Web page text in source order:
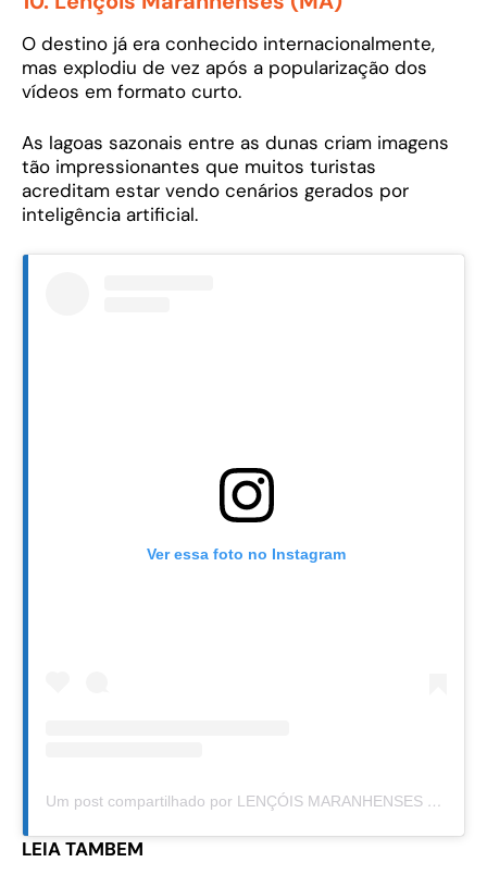
O destino já era conhecido internacionalmente,
mas explodiu de vez após a popularização dos
vídeos em formato curto.
As lagoas sazonais entre as dunas criam imagens
tão impressionantes que muitos turistas
acreditam estar vendo cenários gerados por
inteligência artificial.
Ver essa foto no Instagram
Um post compartilhado por LENÇÓIS MARANHENSES (@lencoismaranhenses.oficial)
LEIA TAMBEM